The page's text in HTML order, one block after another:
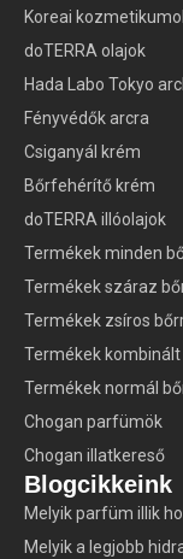
Koreai
doTERRA olajok
Hada Labo Tokyo
Fényvédők arcra
Csiganyál krém
Bőrfehérítő krém
doTERRA illóolajok
Termékek minden
Termékek száraz
Termékek zsíros
Termékek kombinált
Termékek normál
Chogan parfümök
Chogan illatkereső
Blogcikkeink
Melyik parfüm illik
Melyik a legjobb